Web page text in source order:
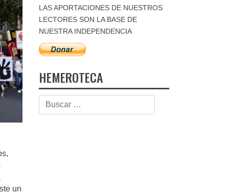
un
LAS APORTACIONES DE NUESTROS
LECTORES SON LA BASE DE
NUESTRA INDEPENDENCIA
HEMEROTECA